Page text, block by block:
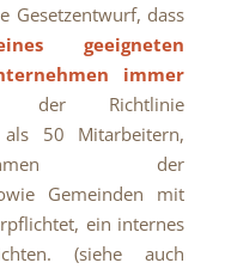
Gesetzentwurf, dass
geeigneten
immer
Richtlinie
50 Mitarbeitern,
der
Gemeinden mit
ein internes
(siehe auch